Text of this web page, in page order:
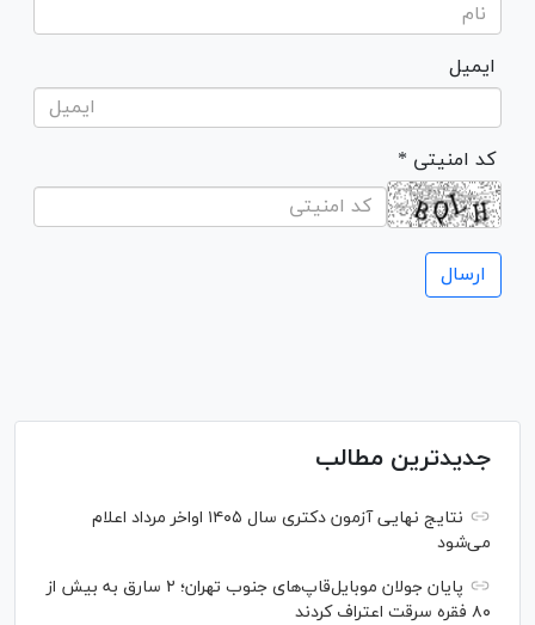
ایمیل
* کد امنیتی
جدیدترین مطالب
نتایج نهایی آزمون دکتری سال ۱۴۰۵ اواخر مرداد اعلام
می‌شود
پایان جولان موبایل‌قاپ‌های جنوب تهران؛ ۲ سارق به بیش از
۸۰ فقره سرقت اعتراف کردند